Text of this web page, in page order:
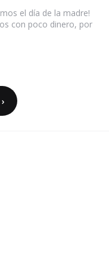
el día de la madre!
con poco dinero, por